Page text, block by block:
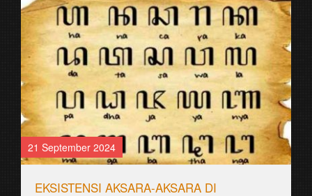
21 September 2024
EKSISTENSI AKSARA-AKSARA DI